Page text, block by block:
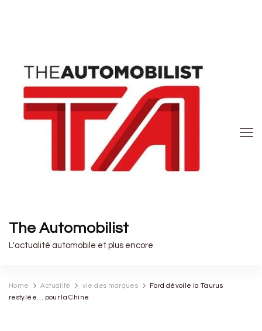
The Automobilist
L'actualité automobile et plus encore
Home Actualité vie des marques
Ford dévoile la Taurus
restylée… pour la Chine